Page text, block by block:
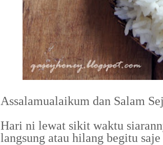
Assalamualaikum dan Salam
Hari ni lewat sikit waktu
langsung atau hilang begitu